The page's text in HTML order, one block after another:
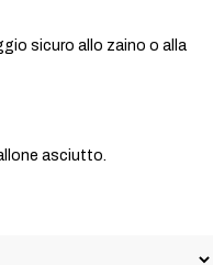
sicuro allo zaino o alla
asciutto.